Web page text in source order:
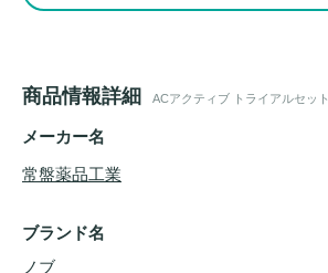
商品情報詳細 ACアクティブ トライアルセット
メーカー名
常盤薬品工業
ブランド名
ノブ